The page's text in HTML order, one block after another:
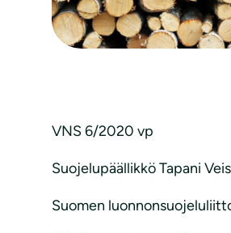
VNS 6/2020 vp
Suojelupäällikkö Tapani
Suomen